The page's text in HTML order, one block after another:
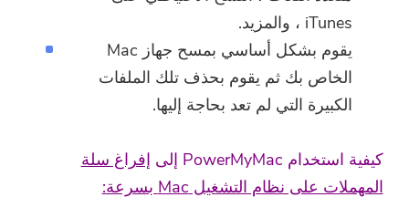
iTunes ، والمزيد.
يقوم بشكل أساسي بمسح جهاز Mac
الخاص بك ثم يقوم بحذف تلك الملفات
الكبيرة التي لم تعد بحاجة إليها.
كيفية استخدام PowerMyMac إلى
إفراغ سلة
المهملات على نظام التشغيل Mac بسرعة: